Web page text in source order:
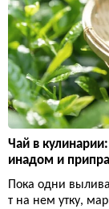
Чай в
инадом и
Пока одни
т на нем утку,